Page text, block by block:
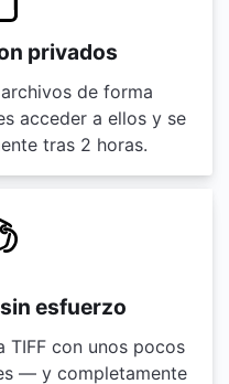
privados
de forma
acceder a ellos y se
tras 2 horas.
esfuerzo
TIFF con unos pocos
— y completamente